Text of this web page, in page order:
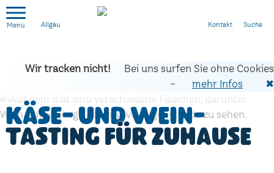
Allgäu
Wir tracken nicht!
Bei uns surfen Sie ohne Cookies
-
mehr Infos ✖
Käse- und Wein-
Tasting für zuhause